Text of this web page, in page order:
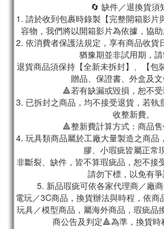
🔄 缺件／退換貨須
1. 請於收到包裹時錄製【完整開箱影片
容物，我們將以開箱影片為依據，協助
2. 依消費者保護法規定，享有商品收貨
猶豫期並非試用期，請
退貨商品須保持【全新未拆封】、【包
贈品、保證書、外盒及文
🔺若有缺漏或毀損，恕不
3. 已拆封之商品，均不接受退貨，若執
收整新費。
🔺整新費計算方式：商品
4. 玩具類商品屬於工廠大量製造之商品
膠、小瑕疵皆屬正常
非斷裂、缺件，皆不算瑕疵品，恕不接
請勿下標，以免有爭
5. 新品瑕疵可依各家代理商／廠
電玩／3C商品，換貨辦法與時程，依商
玩具／模型商品，屬海外商品，瑕疵品
商公告及判定🔺為準，換貨時